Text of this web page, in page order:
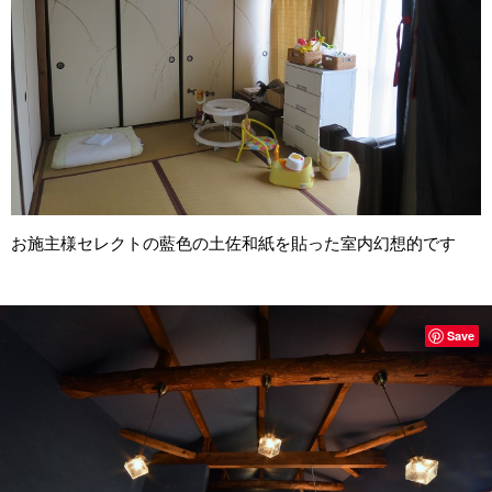
お施主様セレクトの藍色の土佐和紙を貼った室内幻想的です
Save